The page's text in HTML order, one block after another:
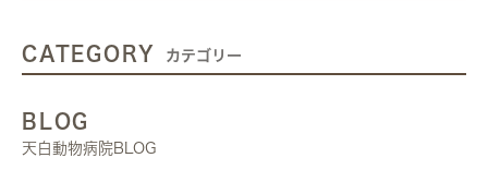
CATEGORY カテゴリー
BLOG
天白動物病院BLOG